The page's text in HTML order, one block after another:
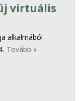
virtuális
alkalmából
Tovább »